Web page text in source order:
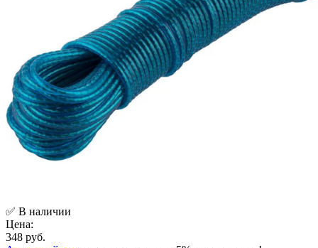
✅ В наличии
Цена:
348 руб.